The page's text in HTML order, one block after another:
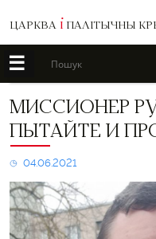
ЦАРКВА І ПАЛІТЫЧНЫ
☰ Пошук
Миссионер
Руслан
Яроцкий:
Пытайте
и
прощены
будете…
МИССИОНЕР
ПЫТАЙТЕ И
04.06.2021